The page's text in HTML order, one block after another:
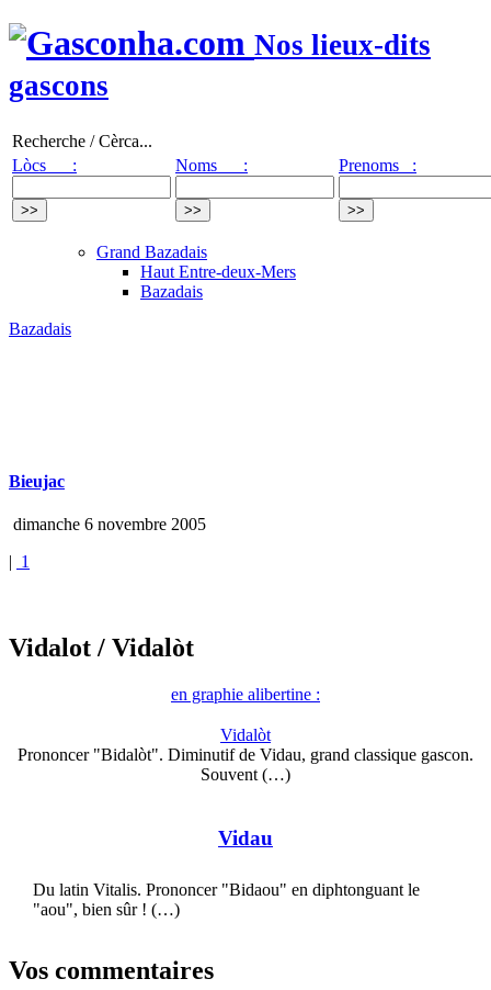
Nos lieux-dits
gascons
Recherche / Cèrca...
Lòcs :
Noms : Prenoms :
Grand Bazadais
Haut Entre-deux-Mers
Bazadais
Bazadais
Bieujac
dimanche 6 novembre 2005
| 1
Vidalot / Vidalòt
en graphie alibertine :
Vidalòt
Prononcer "Bidalòt". Diminutif de Vidau, grand classique gascon.
Souvent (…)
Vidau
Du latin Vitalis. Prononcer "Bidaou" en diphtonguant le
"aou", bien sûr ! (…)
Vos commentaires